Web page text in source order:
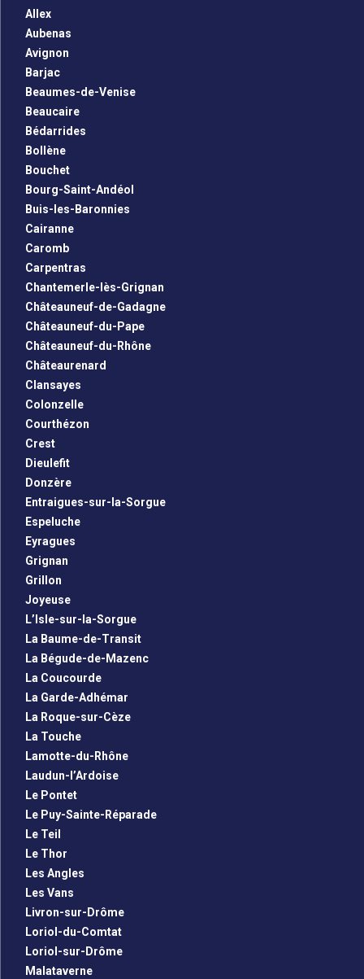
Allex
Aubenas
Avignon
Barjac
Beaumes-de-Venise
Beaucaire
Bédarrides
Bollène
Bouchet
Bourg-Saint-Andéol
Buis-les-Baronnies
Cairanne
Caromb
Carpentras
Chantemerle-lès-Grignan
Châteauneuf-de-Gadagne
Châteauneuf-du-Pape
Châteauneuf-du-Rhône
Châteaurenard
Clansayes
Colonzelle
Courthézon
Crest
Dieulefit
Donzère
Entraigues-sur-la-Sorgue
Espeluche
Eyragues
Grignan
Grillon
Joyeuse
L’Isle-sur-la-Sorgue
La Baume-de-Transit
La Bégude-de-Mazenc
La Coucourde
La Garde-Adhémar
La Roque-sur-Cèze
La Touche
Lamotte-du-Rhône
Laudun-l’Ardoise
Le Pontet
Le Puy-Sainte-Réparade
Le Teil
Le Thor
Les Angles
Les Vans
Livron-sur-Drôme
Loriol-du-Comtat
Loriol-sur-Drôme
Malataverne